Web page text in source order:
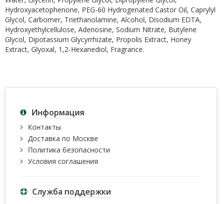
Hydroxyacetophenone, PEG-60 Hydrogenated Castor Oil, Caprylyl
Glycol, Carbomer, Triethanolamine, Alcohol, Disodium EDTA,
Hydroxyethylcellulose, Adenosine, Sodium Nitrate, Butylene
Glycol, Dipotassium Glycyrrhizate, Propolis Extract, Honey
Extract, Glyoxal, 1,2-Hexanediol, Fragrance.
Информация
Контакты
Доставка по Москве
Политика безопасности
Условия соглашения
Служба поддержки